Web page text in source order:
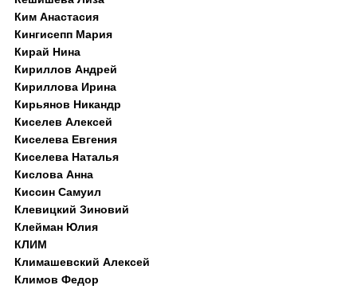
Ким Анастасия
Кингисепп Мария
Кирай Нина
Кириллов Андрей
Кириллова Ирина
Кирьянов Никандр
Киселев Алексей
Киселева Евгения
Киселева Наталья
Кислова Анна
Киссин Самуил
Клевицкий Зиновий
Клейман Юлия
КЛИМ
Климашевский Алексей
Климов Федор